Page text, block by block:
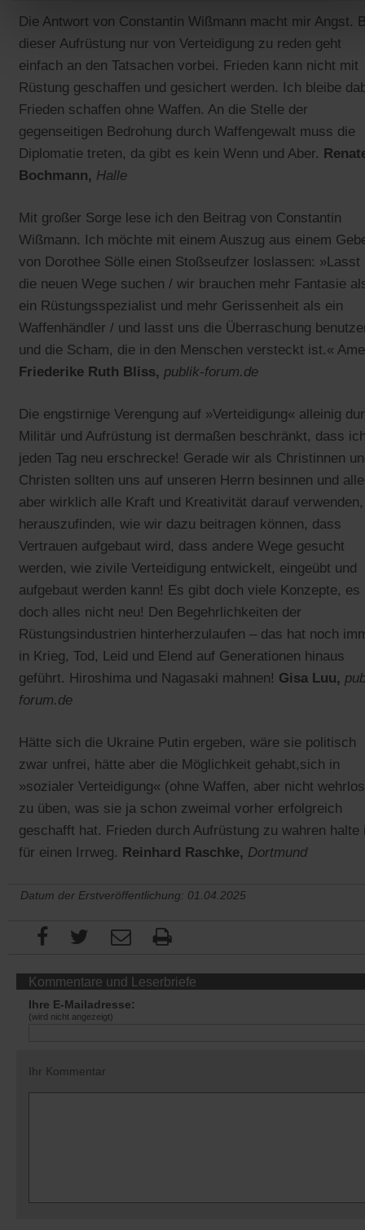
Die Antwort von Constantin Wißmann macht mir Angst.
dieser Aufrüstung nur von Verteidigung zu reden geht
einfach an den Tatsachen vorbei. Frieden kann nicht mit
Rüstung geschaffen und gesichert werden. Ich bleibe
Frieden schaffen ohne Waffen. An die Stelle der
gegenseitigen Bedrohung durch Waffengewalt muss die
Diplomatie treten, da gibt es kein Wenn und Aber.
Bochmann, Halle
Mit großer Sorge lese ich den Beitrag von Constantin
Wißmann. Ich möchte mit einem Auszug aus einem
von Dorothee Sölle einen Stoßseufzer loslassen: »Lasst
die neuen Wege suchen / wir brauchen mehr Fantasie
ein Rüstungsspezialist und mehr Gerissenheit als ein
Waffenhändler / und lasst uns die Überraschung
und die Scham, die in den Menschen versteckt ist.«
Friederike Ruth Bliss, publik-forum.de
Die engstirnige Verengung auf »Verteidigung« alleinig
Militär und Aufrüstung ist dermaßen beschränkt, dass
jeden Tag neu erschrecke! Gerade wir als Christinnen
Christen sollten uns auf unseren Herrn besinnen und
aber wirklich alle Kraft und Kreativität darauf verwenden,
herauszufinden, wie wir dazu beitragen können, dass
Vertrauen aufgebaut wird, dass andere Wege gesucht
werden, wie zivile Verteidigung entwickelt, eingeübt und
aufgebaut werden kann! Es gibt doch viele Konzepte, es
doch alles nicht neu! Den Begehrlichkeiten der
Rüstungsindustrien hinterherzulaufen – das hat noch
in Krieg, Tod, Leid und Elend auf Generationen hinaus
geführt. Hiroshima und Nagasaki mahnen! Gisa Luu,
forum.de
Hätte sich die Ukraine Putin ergeben, wäre sie politisch
zwar unfrei, hätte aber die Möglichkeit gehabt,sich in
»sozialer Verteidigung« (ohne Waffen, aber nicht
zu üben, was sie ja schon zweimal vorher erfolgreich
geschafft hat. Frieden durch Aufrüstung zu wahren halte
für einen Irrweg. Reinhard Raschke, Dortmund
Datum der Erstveröffentlichung: 01.04.2025
Kommentare und Leserbriefe
Ihre E-Mailadresse:
(wird nicht angezeigt)
Ihr Kommentar